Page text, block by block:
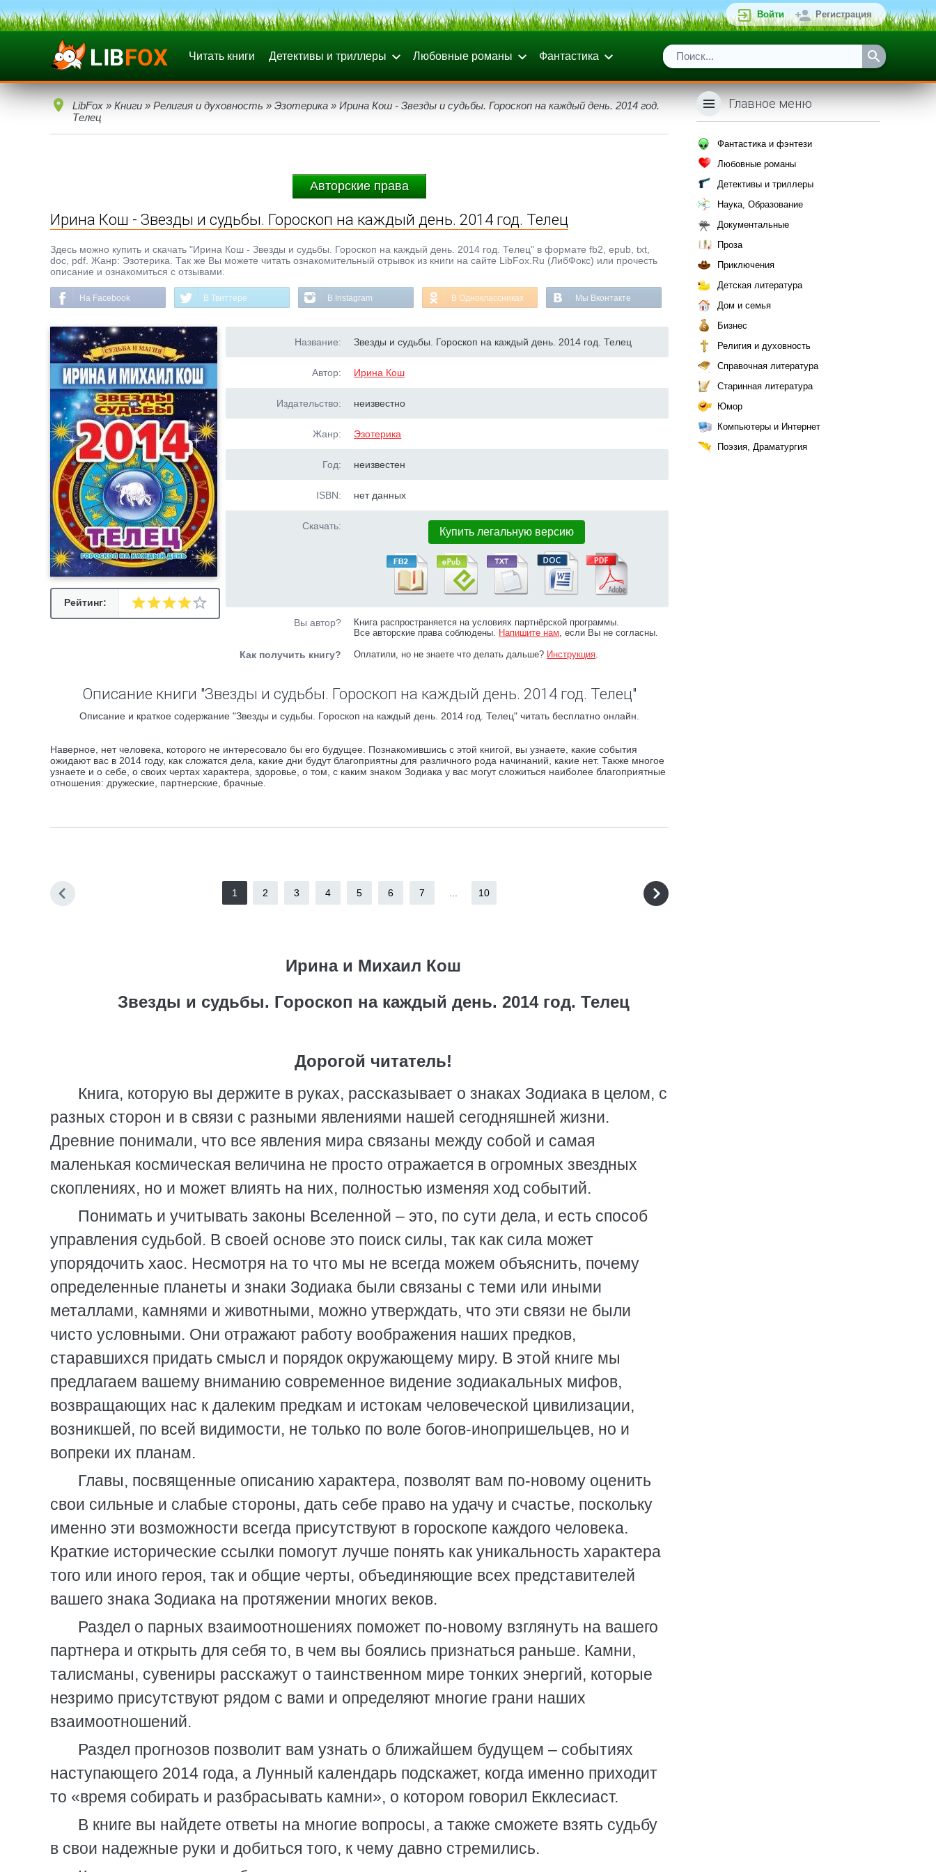
Войти Регистрация
Читать книги Детективы и триллеры Любовные романы Фантастика
LibFox » Книги » Религия и духовность » Эзотерика » Ирина Кош - Звезды и судьбы. Гороскоп на каждый день. 2014 год.
Телец
Авторские права
Ирина Кош - Звезды и судьбы. Гороскоп на каждый день. 2014 год. Телец
Здесь можно купить и скачать "Ирина Кош - Звезды и судьбы. Гороскоп на каждый день. 2014 год. Телец" в формате fb2, epub, txt,
doc, pdf. Жанр: Эзотерика. Так же Вы можете читать ознакомительный отрывок из книги на сайте LibFox.Ru (ЛибФокс) или прочесть
описание и ознакомиться с отзывами.
На Facebook В Твиттере В Instagram В Одноклассниках Мы Вконтакте
Рейтинг:
Название: Звезды и судьбы. Гороскоп на каждый день. 2014 год. Телец
Автор: Ирина Кош
Издательство: неизвестно
Жанр: Эзотерика
Год: неизвестен
ISBN: нет данных
Скачать: Купить легальную версию
Вы автор?
Книга распространяется на условиях партнёрской программы.
Все авторские права соблюдены. Напишите нам, если Вы не согласны.
Как получить книгу? Оплатили, но не знаете что делать дальше? Инструкция.
Описание книги "Звезды и судьбы. Гороскоп на каждый день. 2014 год. Телец"
Описание и краткое содержание "Звезды и судьбы. Гороскоп на каждый день. 2014 год. Телец" читать бесплатно онлайн.
Наверное, нет человека, которого не интересовало бы его будущее. Познакомившись с этой книгой, вы узнаете, какие события
ожидают вас в 2014 году, как сложатся дела, какие дни будут благоприятны для различного рода начинаний, какие нет. Также многое
узнаете и о себе, о своих чертах характера, здоровье, о том, с каким знаком Зодиака у вас могут сложиться наиболее благоприятные
отношения: дружеские, партнерские, брачные.
1 2 3 4 5 6 7 10
Ирина и Михаил Кош
Звезды и судьбы. Гороскоп на каждый день. 2014 год. Телец
Дорогой читатель!
Книга, которую вы держите в руках, рассказывает о знаках Зодиака в целом, с
разных сторон и в связи с разными явлениями нашей сегодняшней жизни.
Древние понимали, что все явления мира связаны между собой и самая
маленькая космическая величина не просто отражается в огромных звездных
скоплениях, но и может влиять на них, полностью изменяя ход событий.
Понимать и учитывать законы Вселенной – это, по сути дела, и есть способ
управления судьбой. В своей основе это поиск силы, так как сила может
упорядочить хаос. Несмотря на то что мы не всегда можем объяснить, почему
определенные планеты и знаки Зодиака были связаны с теми или иными
металлами, камнями и животными, можно утверждать, что эти связи не были
чисто условными. Они отражают работу воображения наших предков,
старавшихся придать смысл и порядок окружающему миру. В этой книге мы
предлагаем вашему вниманию современное видение зодиакальных мифов,
возвращающих нас к далеким предкам и истокам человеческой цивилизации,
возникшей, по всей видимости, не только по воле богов-инопришельцев, но и
вопреки их планам.
Главы, посвященные описанию характера, позволят вам по-новому оценить
свои сильные и слабые стороны, дать себе право на удачу и счастье, поскольку
именно эти возможности всегда присутствуют в гороскопе каждого человека.
Краткие исторические ссылки помогут лучше понять как уникальность характера
того или иного героя, так и общие черты, объединяющие всех представителей
вашего знака Зодиака на протяжении многих веков.
Раздел о парных взаимоотношениях поможет по-новому взглянуть на вашего
партнера и открыть для себя то, в чем вы боялись признаться раньше. Камни,
талисманы, сувениры расскажут о таинственном мире тонких энергий, которые
незримо присутствуют рядом с вами и определяют многие грани наших
взаимоотношений.
Раздел прогнозов позволит вам узнать о ближайшем будущем – событиях
наступающего 2014 года, а Лунный календарь подскажет, когда именно приходит
то «время собирать и разбрасывать камни», о котором говорил Екклесиаст.
В книге вы найдете ответы на многие вопросы, а также сможете взять судьбу
в свои надежные руки и добиться того, к чему давно стремились.
Главное меню
Фантастика и фэнтези
Любовные романы
Детективы и триллеры
Наука, Образование
Документальные
Проза
Приключения
Детская литература
Дом и семья
Бизнес
Религия и духовность
Справочная литература
Старинная литература
Юмор
Компьютеры и Интернет
Поэзия, Драматургия